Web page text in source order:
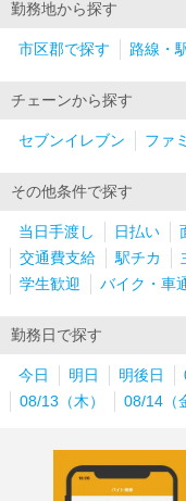
勤務地から探す
市区郡で探す 路線・
チェーンから探す
セブンイレブン ファ
その他条件で探す
当日手渡し 日払い
交通費支給
駅チカ
学生歓迎
バイク・車
勤務日で探す
今日 明日 明後日
08/13（木）
08/14（